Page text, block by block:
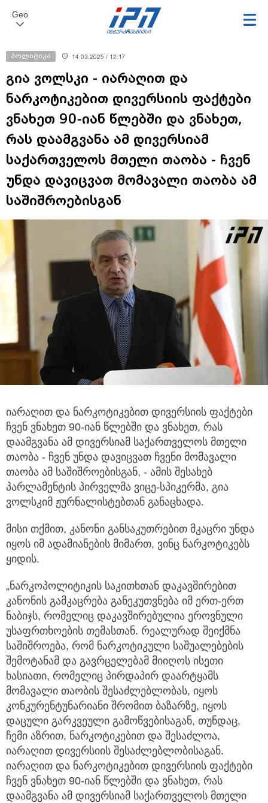
Geo
პოლიტიკა 14.03.2025 / 12:17
გია ვოლსკი - იარაღით და
ნარკოტიკებით დივერსიის ფაქტები
ვნახეთ 90-იან წლებში და ვნახეთ,
რას დაამგვანა ამ დივერსიამ
საქართველოს მთელი თაობა - ჩვენ
უნდა დავიცვათ მომავალი თაობა ამ
საშიშროებისგან
იარაღით და ნარკოტიკებით დივერსიის ფაქტები
ჩვენ ვნახეთ 90-იან წლებში და ვნახეთ, რას
დაამგვანა ამ დივერსიამ საქართველოს მთელი
თაობა - ჩვენ უნდა დავიცვათ ჩვენი მომავალი
თაობა ამ საშიშროებისგან, - ამის შესახებ
პარლამენტის პირველმა ვიცე-სპიკერმა, გია
ვოლსკიმ ჟურნალისტებთან განაცხადა.
მისი თქმით, კანონი განსაკუთრებით მკაცრი უნდა
იყოს იმ ადამიანების მიმართ, ვინც ნარკოტიკებს
ყიდის.
„ნარკოპოლიტიკის საკითხთან დაკავშირებით
კანონის გამკაცრება განეკუთვნება იმ ერთ-ერთ
ნაბიჯს, რომელიც დაკავშირებულია ეროვნული
უსაფრთხოების თემასთან. რეალურად შეიქმნა
საშიშროება, რომ ნარკოტიკული საშუალებების
შემოტანამ და გავრცელებამ მიიღოს ისეთი
ხასიათი, რომელიც პირდაპირ დაარტყამს
მომავალი თაობის შესაძლებლობას, იყოს
კონკურენტუნარიანი შრომით ბაზარზე, იყოს
დაცული გარკვეული გამოწვებისაგან, თუნდაც,
ჩემი აზრით, ნარკოტიკებით და შესაძლოა,
იარაღით დივერსიის შესაძლებლობისაგან.
იარაღით და ნარკოტიკებით დივერსიის ფაქტები
ჩვენ ვნახეთ 90-იან წლებში და ვნახეთ, რას
დაამგვანა ამ დივერსიამ საქართველოს მთელი